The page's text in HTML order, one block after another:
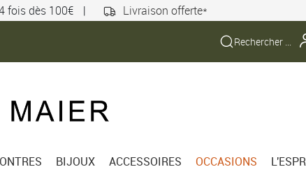
fois dès 100€ | Livraison offerte*
BIJOUX ACCESSOIRES OCCASIONS